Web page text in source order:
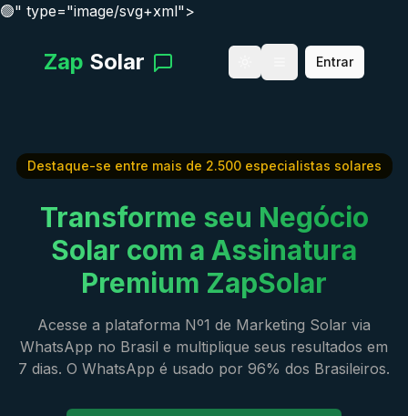
🟢" type="image/svg+xml">
Zap Solar Entrar
Destaque-se entre mais de 2.500 especialistas solares
Transforme seu Negócio
Solar com a Assinatura
Premium ZapSolar
Acesse a plataforma Nº1 de Marketing Solar via
WhatsApp no Brasil e multiplique seus resultados em
7 dias. O WhatsApp é usado por 96% dos Brasileiros.